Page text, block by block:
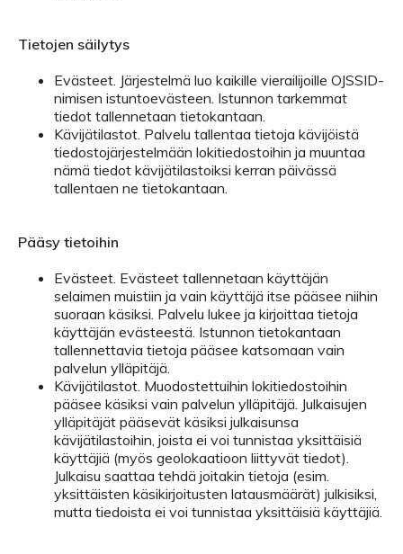
Tietojen säilytys
Evästeet. Järjestelmä luo kaikille vierailijoille OJSSID-
nimisen istuntoevästeen. Istunnon tarkemmat
tiedot tallennetaan tietokantaan.
Kävijätilastot. Palvelu tallentaa tietoja kävijöistä
tiedostojärjestelmään lokitiedostoihin ja muuntaa
nämä tiedot kävijätilastoiksi kerran päivässä
tallentaen ne tietokantaan.
Pääsy tietoihin
Evästeet. Evästeet tallennetaan käyttäjän
selaimen muistiin ja vain käyttäjä itse pääsee niihin
suoraan käsiksi. Palvelu lukee ja kirjoittaa tietoja
käyttäjän evästeestä. Istunnon tietokantaan
tallennettavia tietoja pääsee katsomaan vain
palvelun ylläpitäjä.
Kävijätilastot. Muodostettuihin lokitiedostoihin
pääsee käsiksi vain palvelun ylläpitäjä. Julkaisujen
ylläpitäjät pääsevät käsiksi julkaisunsa
kävijätilastoihin, joista ei voi tunnistaa yksittäisiä
käyttäjiä (myös geolokaatioon liittyvät tiedot).
Julkaisu saattaa tehdä joitakin tietoja (esim.
yksittäisten käsikirjoitusten latausmäärät) julkisiksi,
mutta tiedoista ei voi tunnistaa yksittäisiä käyttäjiä.